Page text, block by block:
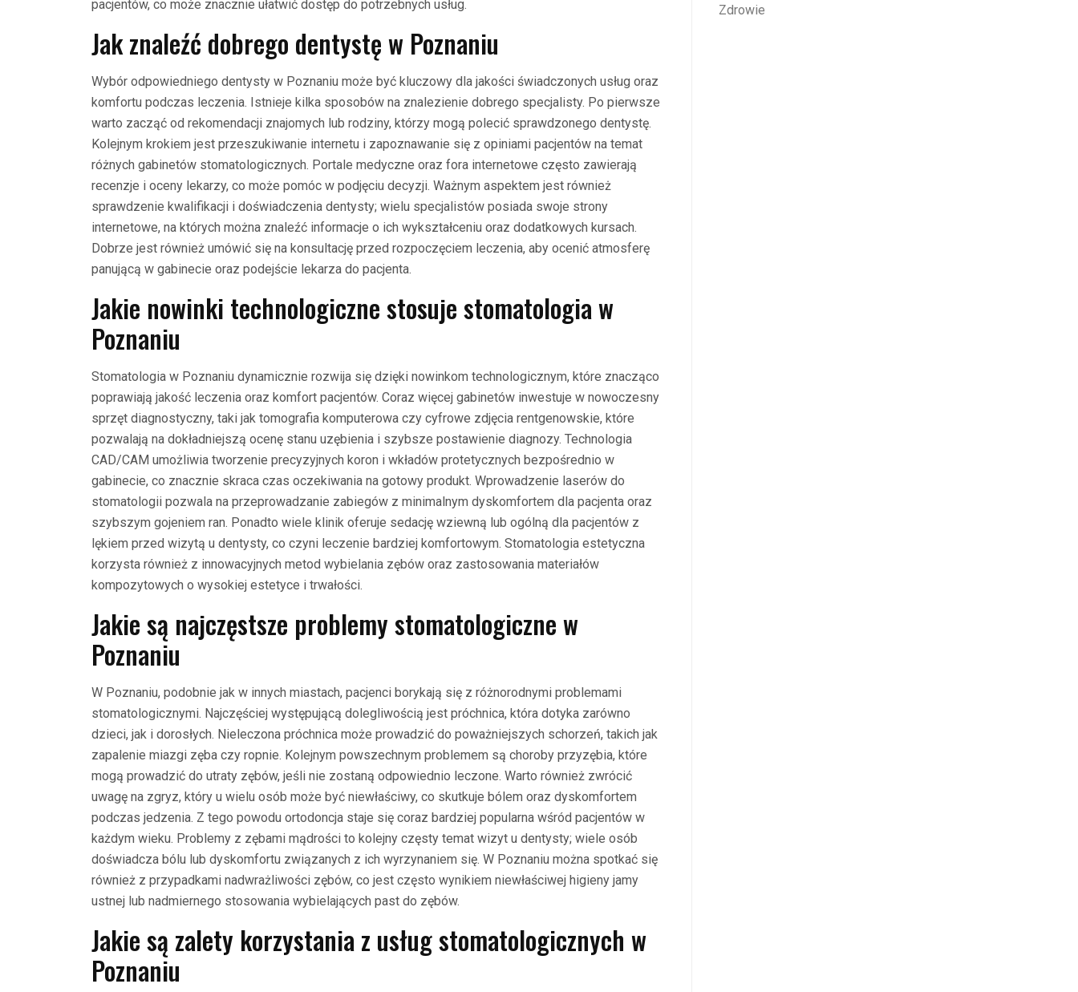
pacjentów, co może znacznie ułatwić dostęp do potrzebnych usług.
Jak znaleźć dobrego dentystę w Poznaniu
Wybór odpowiedniego dentysty w Poznaniu może być kluczowy dla jakości świadczonych usług oraz
komfortu podczas leczenia. Istnieje kilka sposobów na znalezienie dobrego specjalisty. Po pierwsze
warto zacząć od rekomendacji znajomych lub rodziny, którzy mogą polecić sprawdzonego dentystę.
Kolejnym krokiem jest przeszukiwanie internetu i zapoznawanie się z opiniami pacjentów na temat
różnych gabinetów stomatologicznych. Portale medyczne oraz fora internetowe często zawierają
recenzje i oceny lekarzy, co może pomóc w podjęciu decyzji. Ważnym aspektem jest również
sprawdzenie kwalifikacji i doświadczenia dentysty; wielu specjalistów posiada swoje strony
internetowe, na których można znaleźć informacje o ich wykształceniu oraz dodatkowych kursach.
Dobrze jest również umówić się na konsultację przed rozpoczęciem leczenia, aby ocenić atmosferę
panującą w gabinecie oraz podejście lekarza do pacjenta.
Jakie nowinki technologiczne stosuje stomatologia w
Poznaniu
Stomatologia w Poznaniu dynamicznie rozwija się dzięki nowinkom technologicznym, które znacząco
poprawiają jakość leczenia oraz komfort pacjentów. Coraz więcej gabinetów inwestuje w nowoczesny
sprzęt diagnostyczny, taki jak tomografia komputerowa czy cyfrowe zdjęcia rentgenowskie, które
pozwalają na dokładniejszą ocenę stanu uzębienia i szybsze postawienie diagnozy. Technologia
CAD/CAM umożliwia tworzenie precyzyjnych koron i wkładów protetycznych bezpośrednio w
gabinecie, co znacznie skraca czas oczekiwania na gotowy produkt. Wprowadzenie laserów do
stomatologii pozwala na przeprowadzanie zabiegów z minimalnym dyskomfortem dla pacjenta oraz
szybszym gojeniem ran. Ponadto wiele klinik oferuje sedację wziewną lub ogólną dla pacjentów z
lękiem przed wizytą u dentysty, co czyni leczenie bardziej komfortowym. Stomatologia estetyczna
korzysta również z innowacyjnych metod wybielania zębów oraz zastosowania materiałów
kompozytowych o wysokiej estetyce i trwałości.
Jakie są najczęstsze problemy stomatologiczne w
Poznaniu
W Poznaniu, podobnie jak w innych miastach, pacjenci borykają się z różnorodnymi problemami
stomatologicznymi. Najczęściej występującą dolegliwością jest próchnica, która dotyka zarówno
dzieci, jak i dorosłych. Nieleczona próchnica może prowadzić do poważniejszych schorzeń, takich jak
zapalenie miazgi zęba czy ropnie. Kolejnym powszechnym problemem są choroby przyzębia, które
mogą prowadzić do utraty zębów, jeśli nie zostaną odpowiednio leczone. Warto również zwrócić
uwagę na zgryz, który u wielu osób może być niewłaściwy, co skutkuje bólem oraz dyskomfortem
podczas jedzenia. Z tego powodu ortodoncja staje się coraz bardziej popularna wśród pacjentów w
każdym wieku. Problemy z zębami mądrości to kolejny częsty temat wizyt u dentysty; wiele osób
doświadcza bólu lub dyskomfortu związanych z ich wyrzynaniem się. W Poznaniu można spotkać się
również z przypadkami nadwrażliwości zębów, co jest często wynikiem niewłaściwej higieny jamy
ustnej lub nadmiernego stosowania wybielających past do zębów.
Jakie są zalety korzystania z usług stomatologicznych w
Poznaniu
Zdrowie